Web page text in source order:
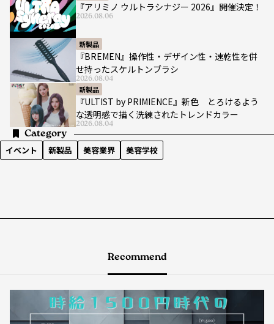
『アリミノ ウルトラシナジー 2026』開催決定！
2026.08.06
新製品
『BREMEN』操作性・デザイン性・速乾性を併
せ持ったスケルトンブラシ
2026.08.04
新製品
『ULTIST by PRIMIENCE』新色 とろけるよう
な透明感で描く洗練されたトレンドカラー
2026.08.04
Category
イベント 新製品 美容業界 美容学校
Recommend